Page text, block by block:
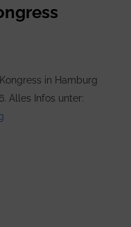
in Hamburg
Alles Infos unter: